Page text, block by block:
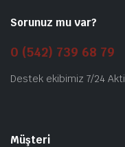
Sorunuz mu var?
0 (542) 739 68 79
Destek ekibimiz 7/24
Müşteri